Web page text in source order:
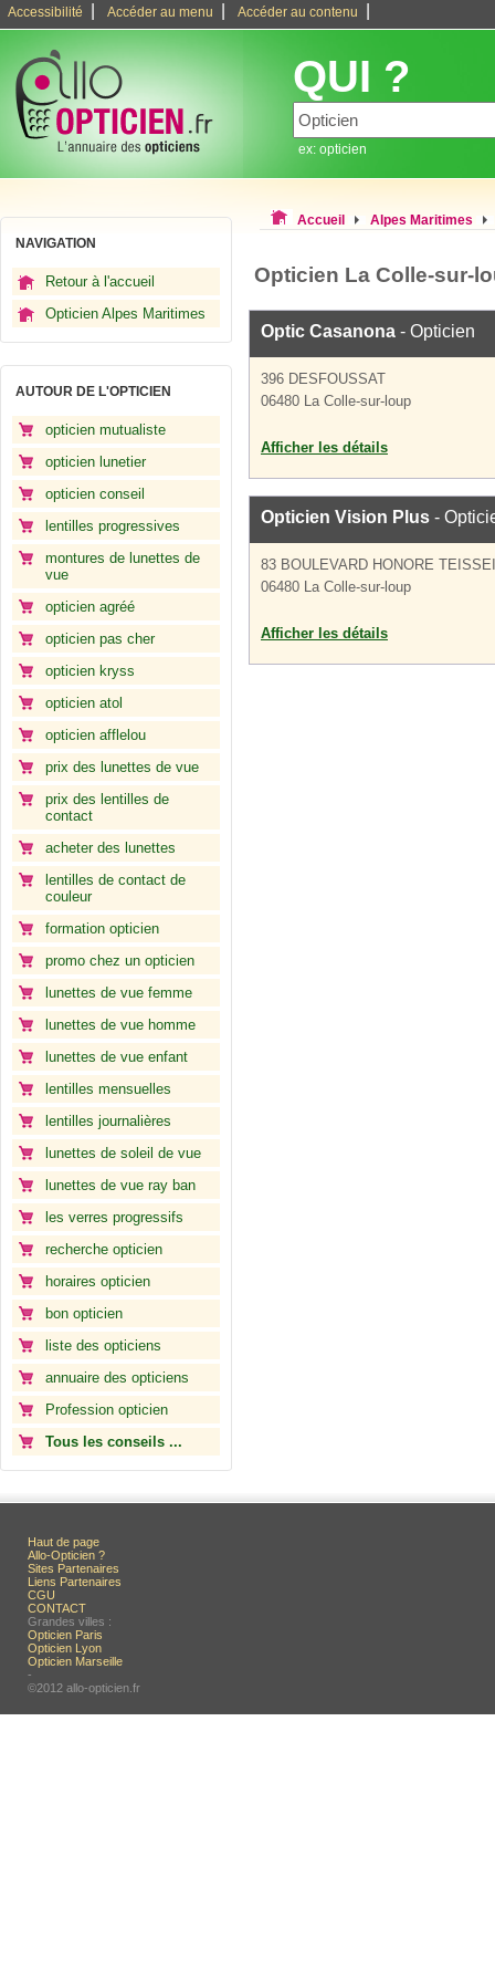
Accessibilité Accéder au menu Accéder au contenu
QUI ?
ex: opticien
NAVIGATION
Retour à l'accueil
Opticien Alpes Maritimes
AUTOUR DE L'OPTICIEN
opticien mutualiste
opticien lunetier
opticien conseil
lentilles progressives
montures de lunettes de
vue
opticien agréé
opticien pas cher
opticien kryss
opticien atol
opticien afflelou
prix des lunettes de vue
prix des lentilles de
contact
acheter des lunettes
lentilles de contact de
couleur
formation opticien
promo chez un opticien
lunettes de vue femme
lunettes de vue homme
lunettes de vue enfant
lentilles mensuelles
lentilles journalières
lunettes de soleil de vue
lunettes de vue ray ban
les verres progressifs
recherche opticien
horaires opticien
bon opticien
liste des opticiens
annuaire des opticiens
Profession opticien
Tous les conseils ...
Accueil Alpes Maritimes
Opticien La Colle-sur-
Optic Casanona - Opticien
396 DESFOUSSAT
06480 La Colle-sur-loup
Afficher les détails
Opticien Vision Plus -
83 BOULEVARD HONORE
06480 La Colle-sur-loup
Afficher les détails
Haut de page
Allo-Opticien ?
Sites Partenaires
Liens Partenaires
CGU
CONTACT
Grandes villes :
Opticien Paris
Opticien Lyon
Opticien Marseille
-
©2012 allo-opticien.fr